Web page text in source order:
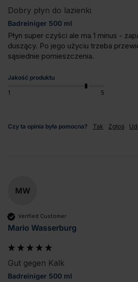
Dobry płyn do lazienki
Badreiniger 500 ml
Płyn super czyści ale ma 1 minus -
duszący. Po jego użyciu trzeba
sąsiednie pomieszczenia.
Jakość produktu
1 5
Czy ta opinia była pomocna? Tak Zgłoś
MW
Verified Customer
Mario Wasserburg
Gut gegen Kalk
Badreiniger 500 ml